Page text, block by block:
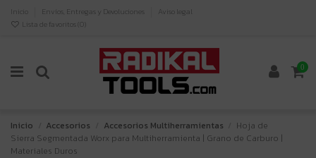
Inicio Envíos, Entregas y Devoluciones
Aviso legal
Lista de favoritos ( 0)
0
Inicio Accesorios Accesorios Multiherramientas
Hoja de
Sierra Segmentada Worx para Multiherramienta | Grano de Carburo |
Materiales Duros